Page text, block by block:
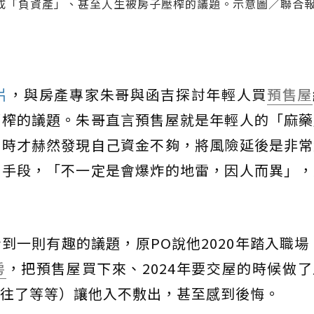
負資產」、甚至人生被房子壓榨的議題。示意圖／聯合
，與房產專家朱哥與函吉探討年輕人買預售屋
的議題。朱哥直言預售屋就是年輕人的「麻
才赫然發現自己資金不夠，將風險延後是非
段，「不一定是會爆炸的地雷，因人而異」
一則有趣的議題，原PO說他2020年踏入職
，把預售屋買下來、2024年要交屋的時候做
了等等）讓他入不敷出，甚至感到後悔。